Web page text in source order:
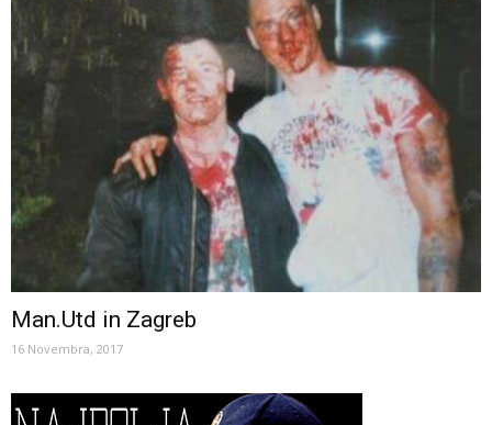
Man.Utd in Zagreb
16 Novembra, 2017